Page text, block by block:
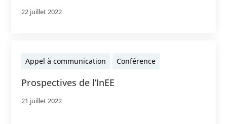
22 juillet 2022
Appel à communication Conférence
Prospectives de l’InEE
21 juillet 2022